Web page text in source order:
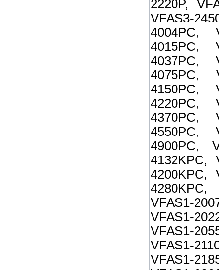
2220P,
VFAS3-
4004PC,
4015PC,
4037PC,
4075PC,
4150PC,
4220PC,
4370PC,
4550PC,
4900PC,
4132KPC,
4200KPC,
VFAS1-
VFAS1-
VFAS1-
VFAS1-
VFAS1-